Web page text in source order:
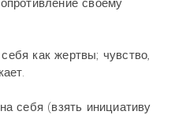
своему
как жертвы; чувство,
себя (взять инициативу